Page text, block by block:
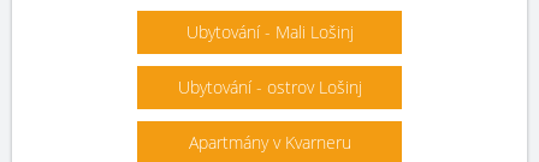
Ubytování - Mali Lošinj
Ubytování - ostrov Lošinj
Apartmány v Kvarneru